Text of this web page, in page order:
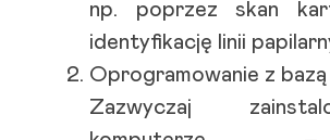
np. poprzez skan
identyfikację linii
Oprogramowanie z bazą
Zazwyczaj